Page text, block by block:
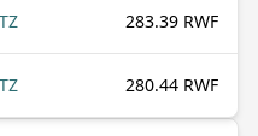
283.39 RWF
280.44 RWF